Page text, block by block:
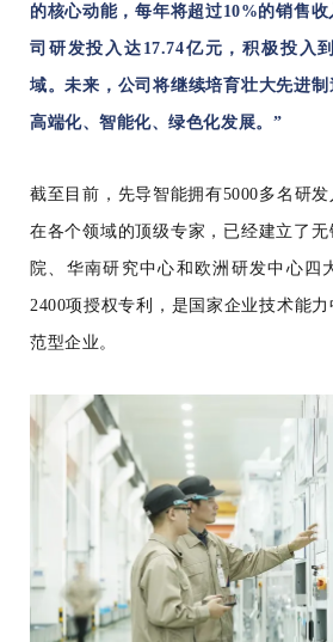
的核心动能，每年将超过10%的销售
司研发投入达17.74亿元，积极投入
域。未来，公司将继续培育壮大先进
高端化、智能化、绿色化发展。”
截至目前，先导智能拥有5000多名研
在各个领域的顶级专家，已经建立了
院、华南研究中心和欧洲研发中心四
2400项授权专利，是国家企业技术能
范型企业。